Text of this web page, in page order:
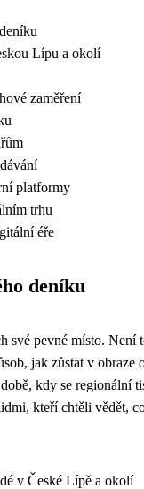
Lípu a okolí
zaměření
platformy
trhu
éře
deníku
své pevné místo. Není
jak zůstat v obraze
kdy se regionální
kteří chtěli vědět,
v České Lípě a okolí